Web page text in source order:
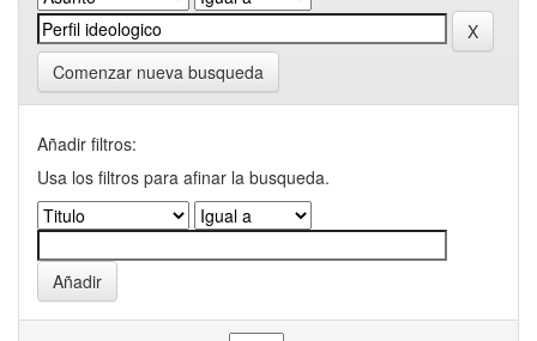
Comenzar nueva busqueda
Añadir filtros:
Usa los filtros para afinar la busqueda.